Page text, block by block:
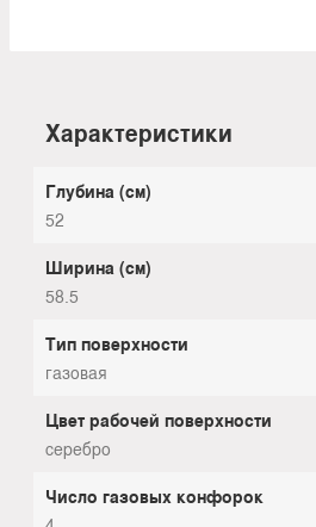
Характеристики
Глубина (см)
52
Ширина (см)
58.5
Тип поверхности
газовая
Цвет рабочей поверхности
серебро
Число газовых конфорок